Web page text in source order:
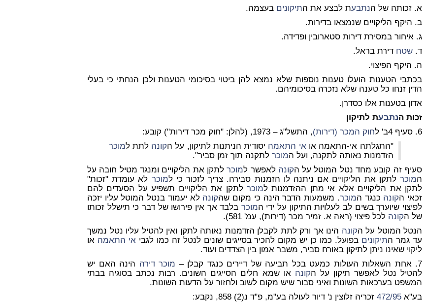
א. זכותה של הנתבעת לבצע את התיקונים בעצמה.
ב. היקף הליקויים שנמצאו בדירות.
ג. איחור במסירת דירות סטארובין ופדידה.
ד. שטח דירת בראל.
ה. היקף הפיצוי.
בכתבי הטענות הועלו טענות נוספות שלא נמצא להן ביטוי בסיכומי הטענות ולכן הנחתי כי בעלי
הדין זנחו כל טענה שלא נזכרה בסיכומיהם.
אדון בטענות אלו כסדרן.
זכות הנתבעת לתיקון
6. סעיף 4ב' ל
חוק המכר (דירות), התשל"ג – 1973, (להלן: "חוק מכר דירות") קובע:
"התגלתה אי-התאמה אואי התאמה יסודית הניתנות לתיקון, על הקונה לתת למוכר
הזדמנות נאותה לתקנה, ועל המוכר לתקנה תוך זמן סביר".
סעיף זה קובע מחד נטל המוטל על הקונה לאפשר למוכרלתקן את הליקויים ומנגד מטיל חובה על
המוכרלתקן את הליקויים אם ניתנה לו הזמנות סבירה. צריך לזכור כי למוכר לא עומדת "זכות"
לתקן את הליקויים אלא אי מתן ההזדמנות למוכר לתקן את הליקויים תשפיע על הסעדים להם
זכאי הקונה כנגד המוכר. משמעות הדבר הינה כי מקום שהקונה לא יעמוד בנטל המוטל עליו יזכה
לפיצוי שיוערך בשים לב לעלויות התיקון על ידי המוכר בלבד אך אין פירושו של דבר כי תישלל זכותו
של הקונה לכל פיצוי (ראה א. זמיר מכר (דירות), עמ' 581).
הנטל המוטל על הקונה הינו אך ורק לתת לקבלן הזדמנות נאותה לתקן ואין להטיל עליו נטל נמשך
עד גמר התיקונים בפועל. כמו כן יש מקום להכיר בסייגים שונים לנטל זה כמו לגביאי התאמה או
ליקוי שאינו ניתן לתיקון באורח סביר, משבר אמון בין הצדדים ועוד.
7. אחת השאלות העולות כמעט בכל תביעה של דיירים כנגד קבלן –
מוכר דירה הינה האם יש
להטיל נטל לאפשר תיקון על הקונה או שמא חלים הסייגים השונים. רבות נכתב בסוגיה בבתי
המשפט בערכאות השונות ואיני סבור שיש מקום לשוב ולחזור על הדעות השונות.
בע"א 472/95 זכריה זלוצין נ' דיור לעולה בע"מ, פ"ד נ(2) 858, נקבע: